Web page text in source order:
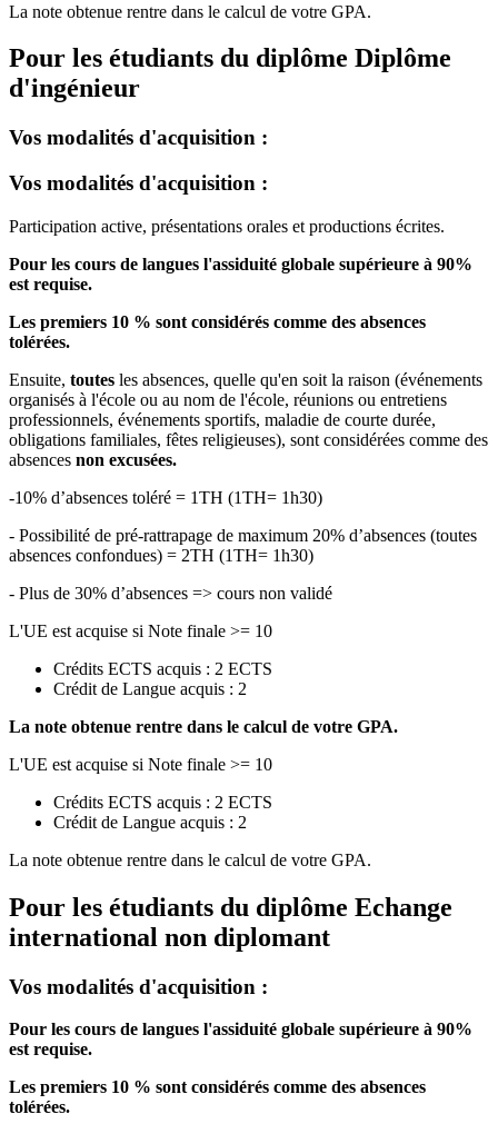
La note obtenue rentre dans le calcul de votre GPA.
Pour les étudiants du diplôme Diplôme
d'ingénieur
Vos modalités d'acquisition :
Vos modalités d'acquisition :
Participation active, présentations orales et productions écrites.
Pour les cours de langues l'assiduité globale supérieure à 90%
est requise.
Les premiers 10 % sont considérés comme des absences
tolérées.
Ensuite, toutes les absences, quelle qu'en soit la raison (événements
organisés à l'école ou au nom de l'école, réunions ou entretiens
professionnels, événements sportifs, maladie de courte durée,
obligations familiales, fêtes religieuses), sont considérées comme des
absences non excusées.
-10% d’absences toléré = 1TH (1TH= 1h30)
- Possibilité de pré-rattrapage de maximum 20% d’absences (toutes
absences confondues) = 2TH (1TH= 1h30)
- Plus de 30% d’absences => cours non validé
L'UE est acquise si Note finale >= 10
Crédits ECTS acquis : 2 ECTS
Crédit de Langue acquis : 2
La note obtenue rentre dans le calcul de votre GPA.
L'UE est acquise si Note finale >= 10
Crédits ECTS acquis : 2 ECTS
Crédit de Langue acquis : 2
La note obtenue rentre dans le calcul de votre GPA.
Pour les étudiants du diplôme Echange
international non diplomant
Vos modalités d'acquisition :
Pour les cours de langues l'assiduité globale supérieure à 90%
est requise.
Les premiers 10 % sont considérés comme des absences
tolérées.